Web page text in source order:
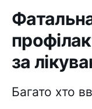
за
Багато хто